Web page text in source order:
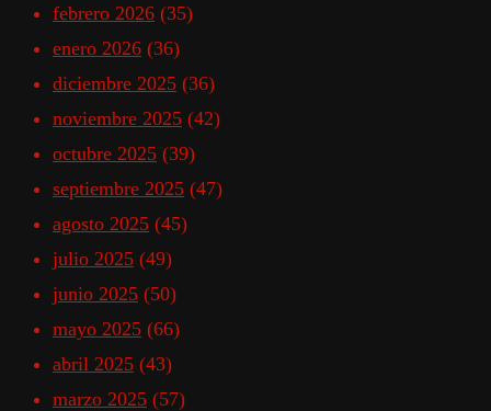
febrero 2026 (35)
enero 2026 (36)
diciembre 2025 (36)
noviembre 2025 (42)
octubre 2025 (39)
septiembre 2025 (47)
agosto 2025 (45)
julio 2025 (49)
junio 2025 (50)
mayo 2025 (66)
abril 2025 (43)
marzo 2025 (57)